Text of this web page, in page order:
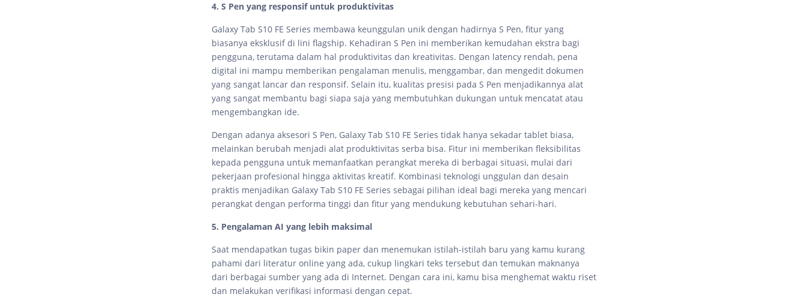
4. S Pen yang responsif untuk produktivitas
Galaxy Tab S10 FE Series membawa keunggulan unik dengan hadirnya S Pen, fitur yang
biasanya eksklusif di lini flagship. Kehadiran S Pen ini memberikan kemudahan ekstra bagi
pengguna, terutama dalam hal produktivitas dan kreativitas. Dengan latency rendah, pena
digital ini mampu memberikan pengalaman menulis, menggambar, dan mengedit dokumen
yang sangat lancar dan responsif. Selain itu, kualitas presisi pada S Pen menjadikannya alat
yang sangat membantu bagi siapa saja yang membutuhkan dukungan untuk mencatat atau
mengembangkan ide.
Dengan adanya aksesori S Pen, Galaxy Tab S10 FE Series tidak hanya sekadar tablet biasa,
melainkan berubah menjadi alat produktivitas serba bisa. Fitur ini memberikan fleksibilitas
kepada pengguna untuk memanfaatkan perangkat mereka di berbagai situasi, mulai dari
pekerjaan profesional hingga aktivitas kreatif. Kombinasi teknologi unggulan dan desain
praktis menjadikan Galaxy Tab S10 FE Series sebagai pilihan ideal bagi mereka yang mencari
perangkat dengan performa tinggi dan fitur yang mendukung kebutuhan sehari-hari.
5. Pengalaman AI yang lebih maksimal
Saat mendapatkan tugas bikin paper dan menemukan istilah-istilah baru yang kamu kurang
pahami dari literatur online yang ada, cukup lingkari teks tersebut dan temukan maknanya
dari berbagai sumber yang ada di Internet. Dengan cara ini, kamu bisa menghemat waktu riset
dan melakukan verifikasi informasi dengan cepat.